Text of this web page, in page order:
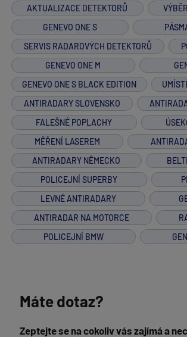
AKTUALIZACE DETEKTORŮ
GENEVO ONE S
SERVIS RADAROVÝCH DETEKTORŮ
GENEVO ONE M
GENEVO ONE S BLACK EDITION
ANTIRADARY SLOVENSKO
FALEŠNÉ POPLACHY
MĚŘENÍ LASEREM
ANTIRADARY NĚMECKO
POLICEJNÍ SUPERBY
LEVNÉ ANTIRADARY
ANTIRADAR NA MOTORCE
POLICEJNÍ BMW
Máte dotaz?
Zeptejte se na cokoliv vás zajímá a